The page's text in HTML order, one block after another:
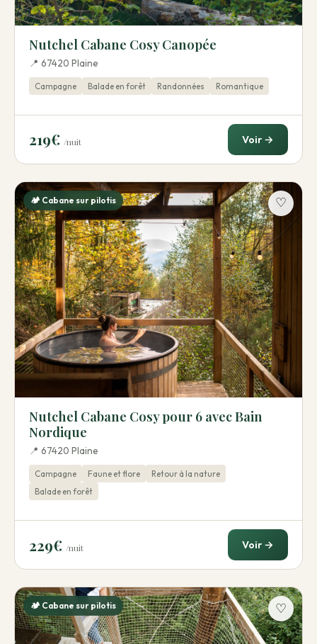
Nutchel Cabane Cosy Canopée
📍 67420 Plaine
Campagne Balade en forêt Randonnées Romantique
219€ /nuit Voir →
♡
🏕️ Cabane sur pilotis
Nutchel Cabane Cosy pour 6 avec Bain
Nordique
📍 67420 Plaine
Campagne Faune et flore
Retour à la nature
Balade en forêt
229€ /nuit Voir →
♡
🏕️ Cabane sur pilotis